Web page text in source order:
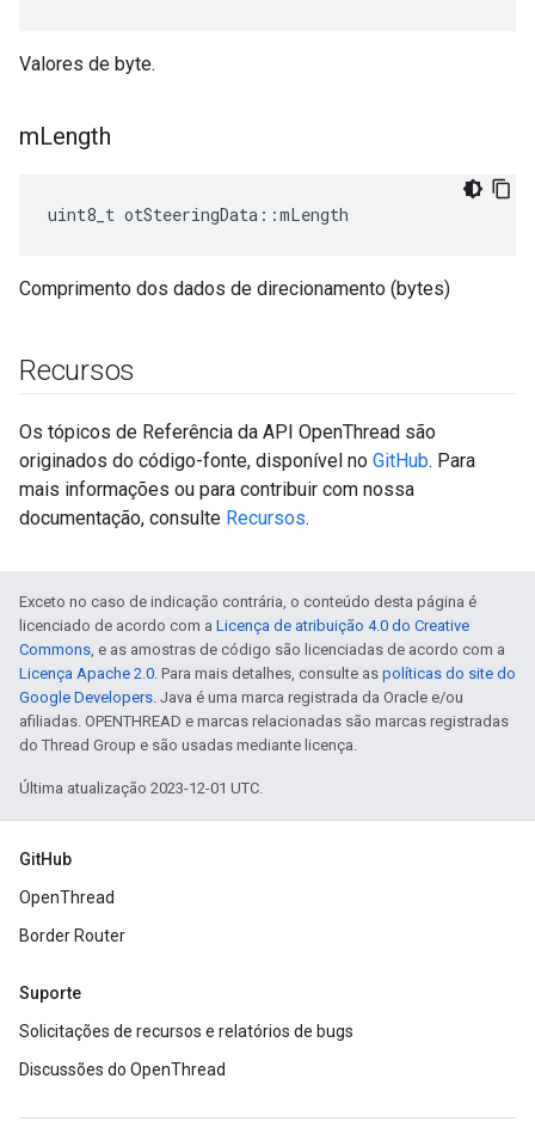
Valores de byte.
mLength
uint8_t otSteeringData ::mLength
Comprimento dos dados de direcionamento (bytes)
Recursos
Os tópicos de Referência da API OpenThread são
originados do código-fonte, disponível no GitHub. Para
mais informações ou para contribuir com nossa
documentação, consulte Recursos.
Exceto no caso de indicação contrária, o conteúdo desta página é
licenciado de acordo com a Licença de atribuição 4.0 do Creative
Commons, e as amostras de código são licenciadas de acordo com a
Licença Apache 2.0. Para mais detalhes, consulte as políticas do site do
Google Developers. Java é uma marca registrada da Oracle e/ou
afiliadas. OPENTHREAD e marcas relacionadas são marcas registradas
do Thread Group e são usadas mediante licença.
Última atualização 2023-12-01 UTC.
GitHub
OpenThread
Border Router
Suporte
Solicitações de recursos e relatórios de bugs
Discussões do OpenThread